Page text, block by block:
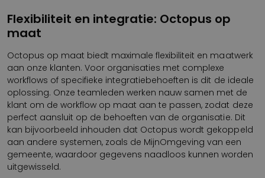
Flexibiliteit en integratie: Octopus op
maat
Octopus op maat biedt maximale flexibiliteit en maatwerk
aan onze klanten. Voor organisaties met complexe
workflows of specifieke integratiebehoeften is dit de ideale
oplossing. Onze teamleden werken nauw samen met de
klant om de workflow op maat aan te passen, zodat deze
perfect aansluit op de behoeften van de organisatie. Dit
kan bijvoorbeeld inhouden dat Octopus wordt gekoppeld
aan andere systemen, zoals de MijnOmgeving van een
gemeente, waardoor gegevens naadloos kunnen worden
uitgewisseld.